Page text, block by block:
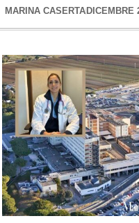
MARINA CASERTA DICEMBRE